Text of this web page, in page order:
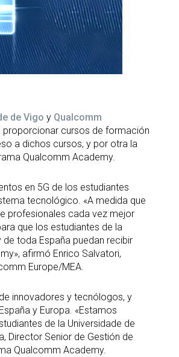
de Vigo y Qualcomm
cursos de formación
a dichos cursos, y por otra la
Qualcomm Academy.
en 5G de los estudiantes
tecnológico. «A medida que
profesionales cada vez mejor
que los estudiantes de la
toda España puedan recibir
afirmó Enrico Salvatori,
Europe/MEA.
innovadores y tecnólogos, y
y Europa. «Estamos
de la Universidade de
Director Senior de Gestión de
Qualcomm Academy.